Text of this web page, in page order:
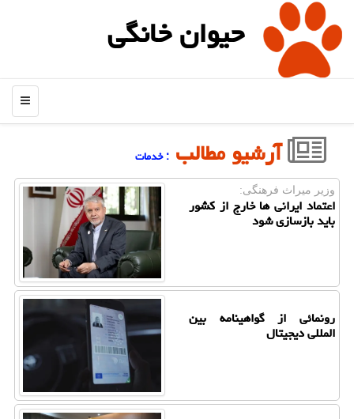
حیوان خانگی
منو
آرشیو مطالب : خدمات
وزیر میراث فرهنگی:
اعتماد ایرانی ها خارج از کشور
باید بازسازی شود
رونمائی از گواهینامه بین
المللی دیجیتال